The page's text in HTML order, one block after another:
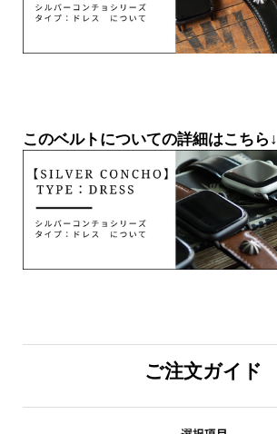
このベルトについての詳細はこちら↓
ご注文ガイド